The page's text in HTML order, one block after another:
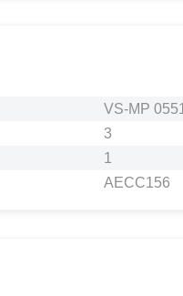
VS-MP 0551
3
1
AECC156